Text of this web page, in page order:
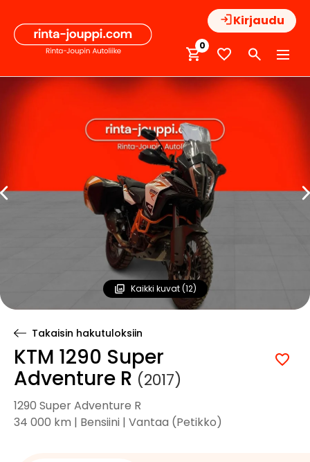
sisältöön
Kirjaudu
0
Kaikki kuvat (12)
Takaisin hakutuloksiin
KTM 1290 Super
Adventure R (2017)
1290 Super Adventure R
34 000 km | Bensiini | Vantaa (Petikko)